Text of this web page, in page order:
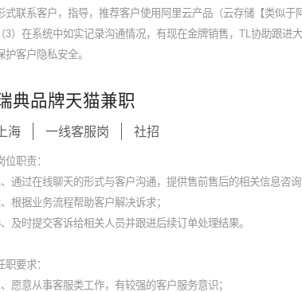
身份识别，保障系统安全
深度理解
式联系客户，指导，推荐客户使用阿里云产品（云存储【类似
（3）在系统中如实记录沟通情况，有现在金牌销售，TL协助跟
护客户隐私安全。
典品牌天猫兼职
上海 一线客服岗 社招
位职责：
、通过在线聊天的形式与客户沟通，提供售前售后的相关信息咨
根据业务流程帮助客户解决诉求；
及时提交客诉给相关人员并跟进后续订单处理结果。
职要求：
愿意从事客服类工作，有较强的客户服务意识；